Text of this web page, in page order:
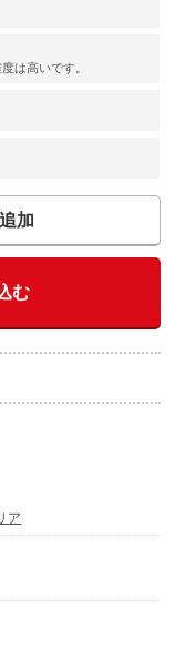
は高いです。
加
む
ア